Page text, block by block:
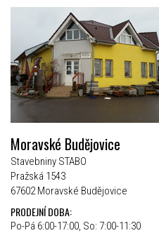
Moravské Budějovice
Stavebniny STABO
Pražská 1543
67602 Moravské Budějovice
PRODEJNÍ DOBA:
Po-Pá 6:00-17:00, So: 7:00-11:30